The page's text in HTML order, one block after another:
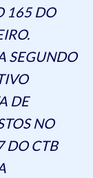
165 DO
SEGUNDO
DE
NO
DO CTB